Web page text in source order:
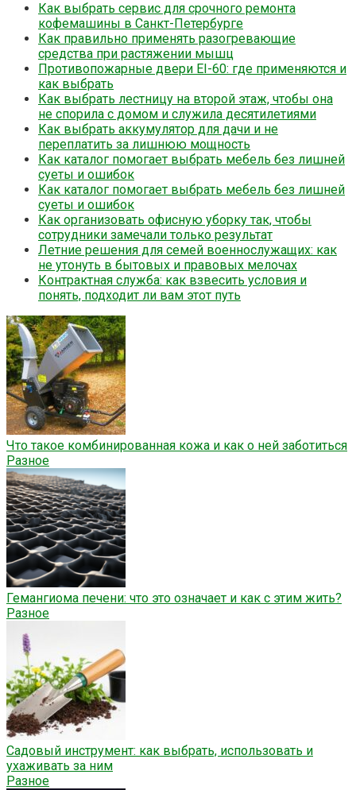
Как выбрать сервис для срочного ремонта
кофемашины в Санкт-Петербурге
Как правильно применять разогревающие
средства при растяжении мышц
Противопожарные двери EI-60: где применяются и
как выбрать
Как выбрать лестницу на второй этаж, чтобы она
не спорила с домом и служила десятилетиями
Как выбрать аккумулятор для дачи и не
переплатить за лишнюю мощность
Как каталог помогает выбрать мебель без лишней
суеты и ошибок
Как каталог помогает выбрать мебель без лишней
суеты и ошибок
Как организовать офисную уборку так, чтобы
сотрудники замечали только результат
Летние решения для семей военнослужащих: как
не утонуть в бытовых и правовых мелочах
Контрактная служба: как взвесить условия и
понять, подходит ли вам этот путь
Что такое комбинированная кожа и как о ней заботиться
Разное
Гемангиома печени: что это означает и как с этим жить?
Разное
Садовый инструмент: как выбрать, использовать и
ухаживать за ним
Разное